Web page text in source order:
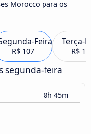
Morocco para os
Feira
R$ 107
Terça-
R$
segunda-feira
8h 45m